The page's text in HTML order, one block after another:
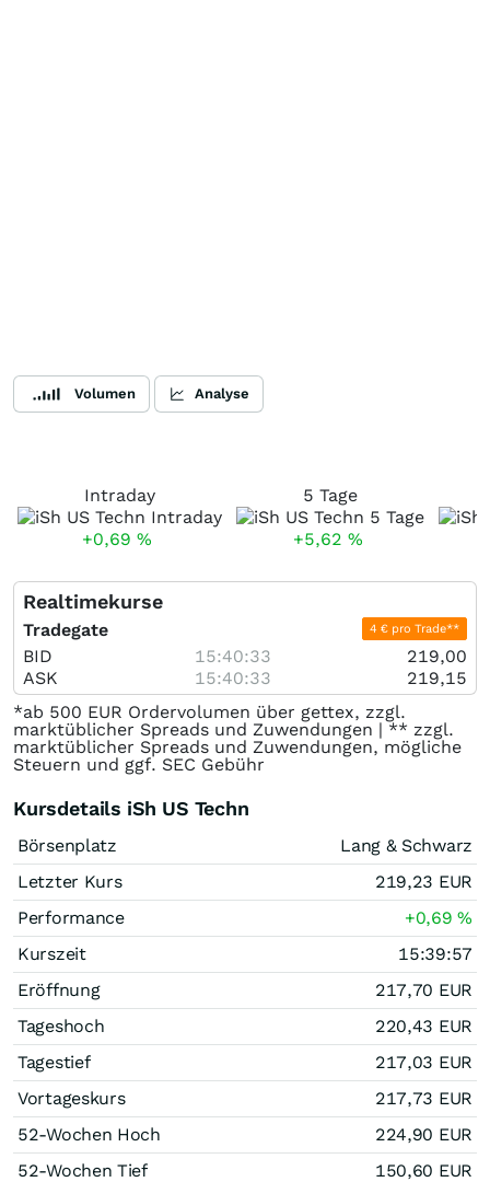
Volumen Analyse
Intraday
+0,69 %
5 Tage
+5,62 %
Realtimekurse
Tradegate 4 € pro Trade**
BID 15:40:33
219,00
ASK
15:40:33
219,15
*ab 500 EUR Ordervolumen über gettex, zzgl.
marktüblicher Spreads und Zuwendungen | ** zzgl.
marktüblicher Spreads und Zuwendungen, mögliche
Steuern und ggf. SEC Gebühr
Kursdetails iSh US Techn
Börsenplatz
Lang & Schwarz
Letzter Kurs
219,23 EUR
Performance
+0,69%
Kurszeit
15:39:57
Eröffnung
217,70 EUR
Tageshoch
220,43 EUR
Tagestief
217,03 EUR
Vortageskurs
217,73 EUR
52-Wochen Hoch
224,90 EUR
52-Wochen Tief
150,60 EUR